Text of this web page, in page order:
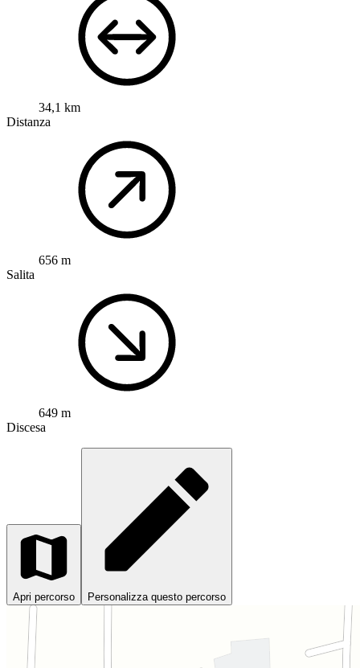
34,1 km
Distanza
656 m
Salita
649 m
Discesa
Apri percorso Personalizza questo percorso